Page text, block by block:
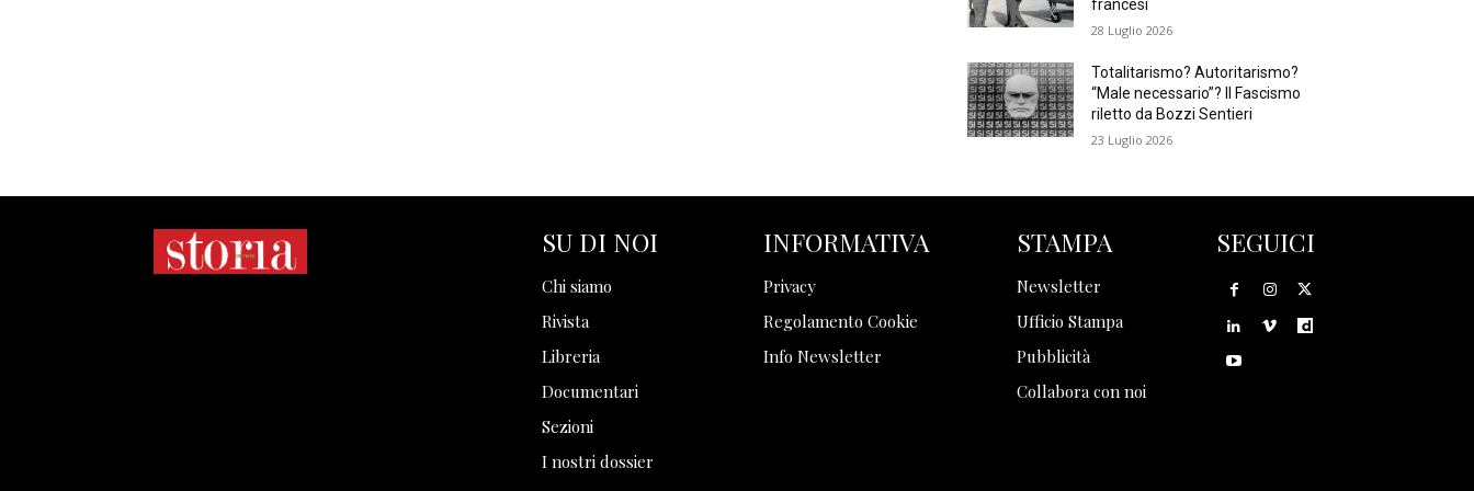
francesi
28 Luglio 2026
Totalitarismo? Autoritarismo?
“Male necessario”? Il Fascismo
riletto da Bozzi Sentieri
23 Luglio 2026
SU DI NOI
Chi siamo
Rivista
Libreria
Documentari
Sezioni
I nostri dossier
INFORMATIVA
Privacy
Regolamento Cookie
Info Newsletter
STAMPA
Newsletter
Ufficio Stampa
Pubblicità
Collabora con noi
SEGUICI